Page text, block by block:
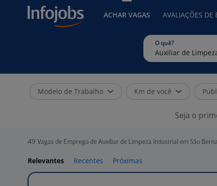
ACHAR VAGAS AVALIAÇÕES DE
O quê?
Modelo de Trabalho Km de você
Seja o
49 Vagas de Emprego de Auxiliar de Limpeza Industrial em São
Relevantes Recentes Próximas